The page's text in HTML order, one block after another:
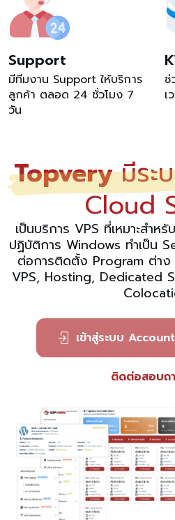
Support
มีทีมงาน Support ให้บริการ
ลูกค้า ตลอด 24 ชั่วโมง 7
วัน
ช่
เ
Topveryมีระ
Cloud
เป็นบริการ VPS ที่เหมาะสำห
ปฏิบัติการ Windows ทำเป็น
ต่อการติดตั้ง Program ต่า
VPS, Hosting, Dedicated
เข้าสู่ระบบ
ติดต่อสอบถ